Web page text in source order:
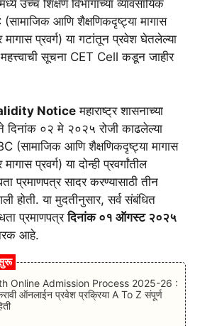
उच्च शिक्षण विभागाच्या व्यावसायिक
आणि शैक्षणिकदृष्ट्या मागास
प्रवर्ग) या गटांतून प्रवेश घेतलेल्या
महत्त्वाची सूचना CET Cell कडून जाहीर
Noticeमहाराष्ट्र शासनाच्या
दिनांक ०२ मे २०२५ रोजी काढलेल्या
(सामाजिक आणि शैक्षणिकदृष्ट्या मागास
प्रवर्ग) या दोन्ही प्रवर्गांतील
प्रमाणपत्र सादर करण्यासाठी तीन
होती. या मुदतीनुसार, सर्व संबंधित
प्रमाणपत्रदिनांक ०१ ऑगस्ट २०२५
आहे.
Online Admission Process 2025-26 :
ऑनलाईन प्रवेश प्रक्रिया A To Z संपूर्ण